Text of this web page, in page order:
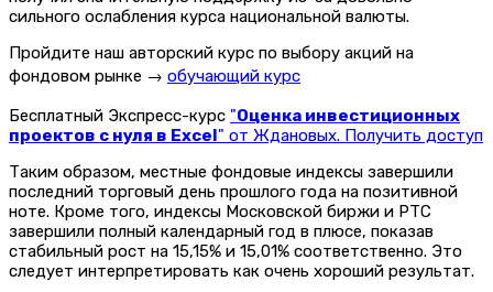
сильного ослабления курса национальной валюты.
Пройдите наш авторский курс по выбору акций на
фондовом рынке → обучающий курс
Бесплатный Экспресс-курс "Оценка инвестиционных
проектов с нуля в Excel" от Ждановых. Получить доступ
Таким образом, местные фондовые индексы завершили
последний торговый день прошлого года на позитивной
ноте. Кроме того, индексы Московской биржи и РТС
завершили полный календарный год в плюсе, показав
стабильный рост на 15,15% и 15,01% соответственно. Это
следует интерпретировать как очень хороший результат.